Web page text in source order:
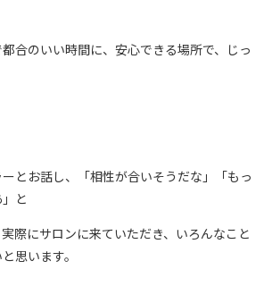
合のいい時間に、安心できる場所で、じっ
とお話し、「相性が合いそうだな」「もっ
と
際にサロンに来ていただき、いろんなこと
思います。